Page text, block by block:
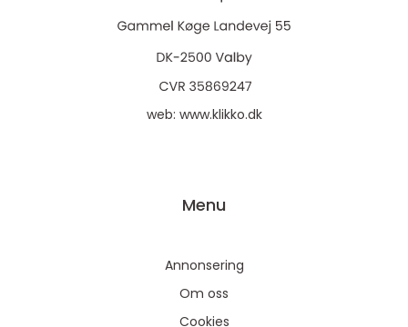
web: www.klikko.dk
Menu
Annonsering
Om oss
Cookies